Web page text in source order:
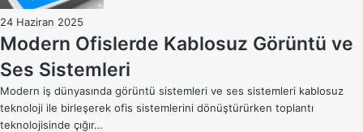
24 Haziran 2025
Modern Ofislerde Kablosuz Görüntü ve
Ses Sistemleri
Modern iş dünyasında görüntü sistemleri ve ses sistemleri kablosuz
teknoloji ile birleşerek ofis sistemlerini dönüştürürken toplantı
teknolojisinde çığır…